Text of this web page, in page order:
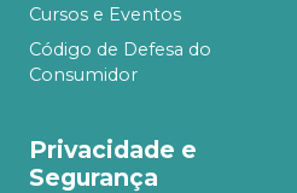
Cursos e Eventos
Código de Defesa do
Consumidor
Privacidade e
Segurança